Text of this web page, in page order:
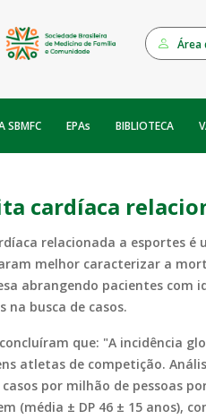
Área
SBMFC EPAs BIBLIOTECA
cardíaca
relacionada a esportes é
melhor caracterizar a
abrangendo pacientes com
busca de casos.
que: "A incidência
atletas de competição.
casos por milhão de pessoas
(média ± DP 46 ± 15 anos),